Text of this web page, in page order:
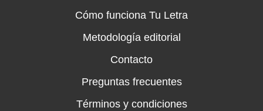
Cómo funciona Tu Letra
Metodología editorial
Contacto
Preguntas frecuentes
Términos y condiciones